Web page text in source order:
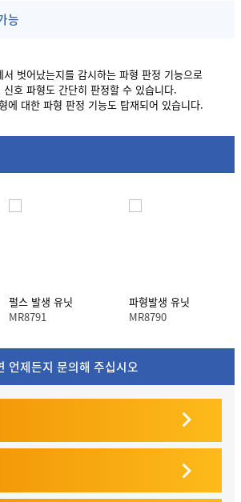
능
벗어났는지를 감시하는 파형 판정 기능으로
호 파형도 간단히 판정할 수 있습니다.
에 대한 파형 판정 기능도 탑재되어 있습니다.
펄스 발생 유닛
MR8791
파형발생 유닛
MR8790
언제든지 문의해 주십시오